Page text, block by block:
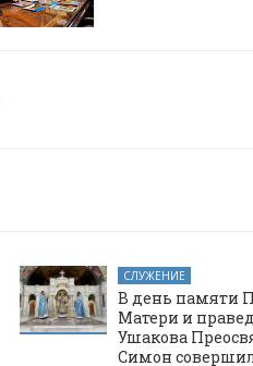
СЛУЖЕНИЕ
В день памяти
Матери и
Ушакова
Симон